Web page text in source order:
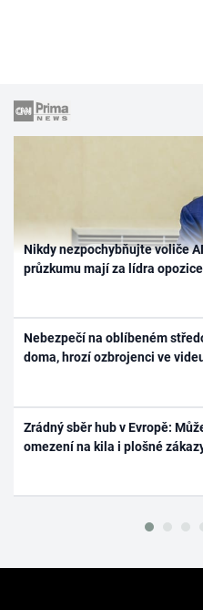
Nikdy nezpochybňujte voliče
průzkumu mají za lídra
Nebezpečí na oblíbeném
doma, hrozí ozbrojenci ve
Zrádný sběr hub v Evropě:
omezení na kila i plošné